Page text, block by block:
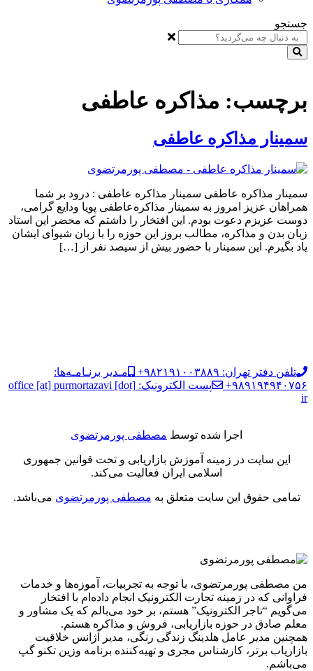
جستجو
برچسب: مذاکره عاطفی
سمینار مذاکره عاطفی
سمینار مذاکره عاطفی سمینار مذاکره عاطفی : درود بر شما
همراهان عزیز امروز به سمینار مذاکره‌عاطفی پویا ودایع گرامی،
دوست عزیزم دعوت بودم. این افتخار را داشتم که محضر این استاد
زبان بدن و مذاکره، مطالب بروز این حوزه را با زبان شیوای ایشان
یاد بگیرم. این سمینار با حضور بیش از سیصد نفر از […]
تلفن دفتر تهران: ۹۸۲۱۹۱۰۰۳۸۸۹+
مـدیر برنـامـه‌ها:
۹۸۹۱۹۴۹۴۰۷۵۶+
پست الکترونیک: office [at] purmortazavi [dot]
ir
اجرا شده توسط مصطفی پورمرتضوی
این سایت در زمینه آموزش بازاریابی و تحت قوانین جمهوری
اسلامی ایران فعالیت می‌کند.
تمامی حقوق این سایت متعلق به مصطفی پورمرتضوی می‌باشد.
من مصطفی پورمرتضوی، با توجه به تجربیات، آموزه‌ها و خدمات
فراوانی که در زمینه تجارت الکترونیک انجام داده‌ام با افتخار
می‌گویم “تاجر الکترونیک” هستم، بر خود می‌بالم که یک مشاور و
معلم صادق در حوزه بازاریابی، فروش و مذاکره هستم.
همچنین مدیر عامل هلدینگ زندگی رنگی، مدیر آژانس خلاقیت
بازاریاب برتر، کارشناس مجری و تهیه‌کننده برنامه وزین تکنو گپ
می‌باشم.